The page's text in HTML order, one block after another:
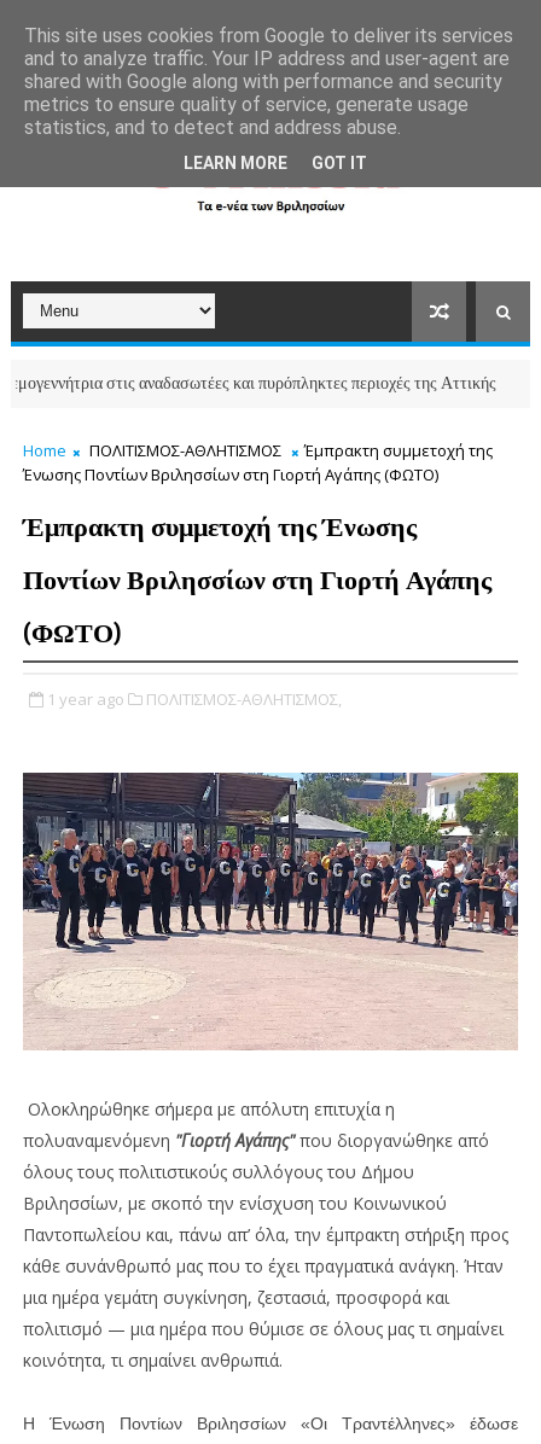
στις αναδασωτέες και πυρόπληκτες περιοχές της Αττικής ΒΡΙΛΗΣΣΙΑ
Home ΠΟΛΙΤΙΣΜΟΣ-ΑΘΛΗΤΙΣΜΟΣ
Έμπρακτη συμμετοχή της
Ένωσης Ποντίων Βριλησσίων στη Γιορτή Αγάπης (ΦΩΤΟ)
Έμπρακτη συμμετοχή της Ένωσης
Ποντίων Βριλησσίων στη Γιορτή Αγάπης
(ΦΩΤΟ)
1 year ago ΠΟΛΙΤΙΣΜΟΣ-ΑΘΛΗΤΙΣΜΟΣ,
Ολοκληρώθηκε σήμερα με απόλυτη επιτυχία η
πολυαναμενόμενη "ΓιορτήΑγάπης" που διοργανώθηκε από
όλους τους πολιτιστικούς συλλόγους του Δήμου
Βριλησσίων, με σκοπό την ενίσχυση του Κοινωνικού
Παντοπωλείου και, πάνω απ’ όλα, την έμπρακτη στήριξη προς
κάθε συνάνθρωπό μας που το έχει πραγματικά ανάγκη. Ήταν
μια ημέρα γεμάτη συγκίνηση, ζεστασιά, προσφορά και
πολιτισμό — μια ημέρα που θύμισε σε όλους μας τι σημαίνει
κοινότητα, τι σημαίνει ανθρωπιά.
Η Ένωση Ποντίων Βριλησσίων «Οι Τραντέλληνες» έδωσε
This site uses cookies from Google to deliver its services
and to analyze traffic. Your IP address and user-agent are
shared with Google along with performance and security
metrics to ensure quality of service, generate usage
statistics, and to detect and address abuse.
LEARN MORE GOT IT